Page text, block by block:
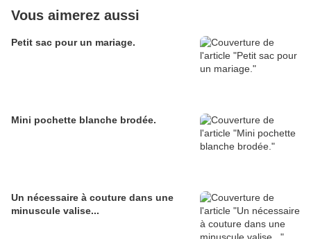
Vous aimerez aussi
Petit sac pour un mariage.
Mini pochette blanche brodée.
Un nécessaire à couture dans une
minuscule valise...